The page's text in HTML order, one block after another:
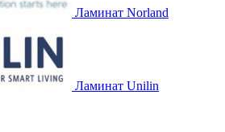
Ламинат Norland
Ламинат Unilin